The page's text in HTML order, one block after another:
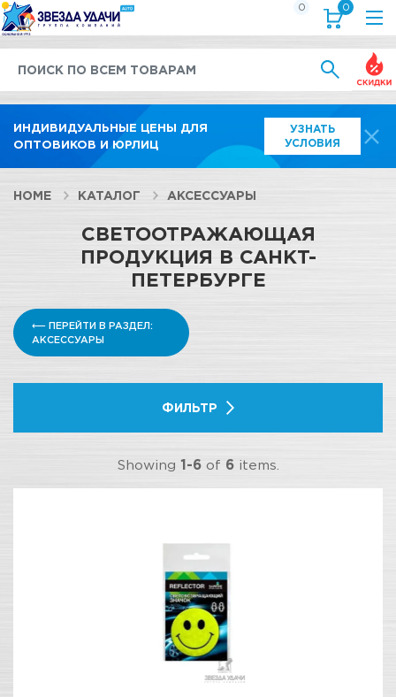
ИНДИВИДУАЛЬНЫЕ ЦЕНЫ ДЛЯ
ОПТОВИКОВ И ЮРЛИЦ
УЗНАТЬ
УСЛОВИЯ
0 0
HOME КАТАЛОГ АКСЕССУАРЫ
СВЕТООТРАЖАЮЩАЯ
ПРОДУКЦИЯ В САНКТ-
ПЕТЕРБУРГЕ
⟵ ПЕРЕЙТИ В РАЗДЕЛ:
АКСЕССУАРЫ
ФИЛЬТР
Showing 1-6of 6items.